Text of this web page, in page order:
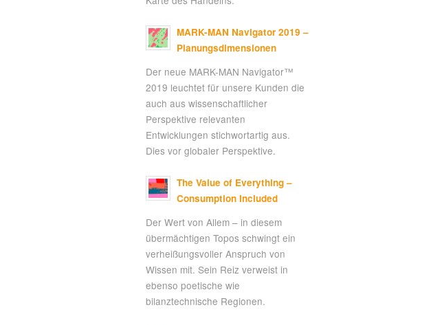
MARK-MAN Navigator 2019 –
Planungsdimensionen
Der neue MARK-MAN Navigator™
2019 leuchtet für unsere Kunden die
auch aus wissenschaftlicher
Perspektive relevanten
Entwicklungen stichwortartig aus.
Dies vor globaler Perspektive.
The Value of Everything –
Consumption Included
Der Wert von Allem – in diesem
übermächtigen Topos schwingt ein
verheißungsvoller Anspruch von
Wissen mit. Sein Reiz verweist in
ebenso poetische wie
bilanztechnische Regionen.